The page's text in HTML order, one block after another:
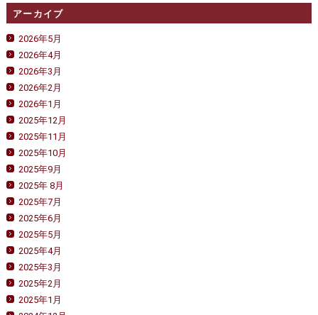
アーカイブ
2026年5月
2026年4月
2026年3月
2026年2月
2026年1月
2025年12月
2025年11月
2025年10月
2025年9月
2025年 8月
2025年7月
2025年6月
2025年5月
2025年4月
2025年3月
2025年2月
2025年1月